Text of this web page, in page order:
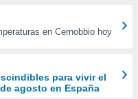
en Cernobbio hoy
para vivir el
agosto en España